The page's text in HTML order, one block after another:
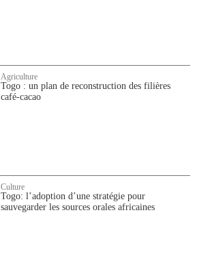
Agriculture
Togo : un plan de reconstruction des filières
café-cacao
Culture
Togo: l’adoption d’une stratégie pour
sauvegarder les sources orales africaines